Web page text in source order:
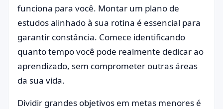
funciona para você. Montar um plano de
estudos alinhado à sua rotina é essencial para
garantir constância. Comece identificando
quanto tempo você pode realmente dedicar ao
aprendizado, sem comprometer outras áreas
da sua vida.
Dividir grandes objetivos em metas menores é